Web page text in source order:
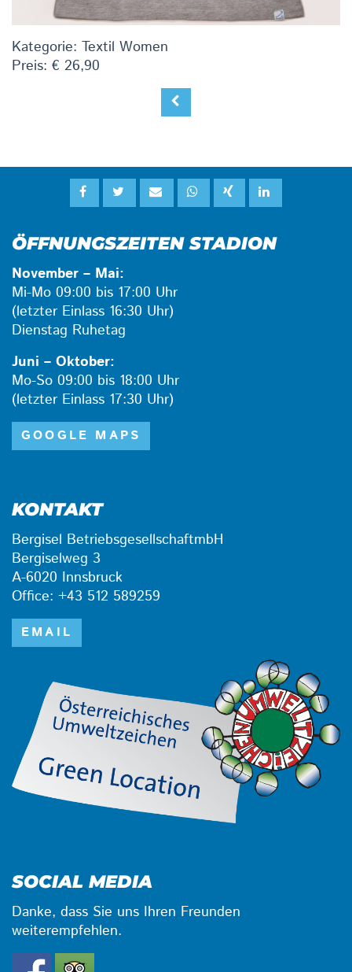
Kategorie: Textil Women
Preis: € 26,90
ÖFFNUNGSZEITEN STADION
November – Mai:
Mi-Mo 09:00 bis 17:00 Uhr
(letzter Einlass 16:30 Uhr)
Dienstag Ruhetag
Juni – Oktober:
Mo-So 09:00 bis 18:00 Uhr
(letzter Einlass 17:30 Uhr)
GOOGLE MAPS
KONTAKT
Bergisel BetriebsgesellschaftmbH
Bergiselweg 3
A-6020 Innsbruck
Office: +43 512 589259
EMAIL
SOCIAL MEDIA
Danke, dass Sie uns Ihren Freunden
weiterempfehlen.